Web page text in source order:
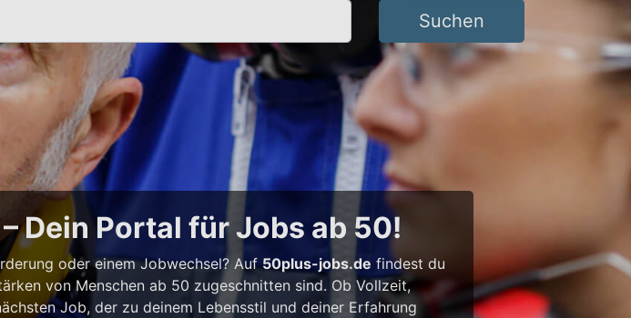
Suchen
Dein Portal für Jobs ab 50!
oder einem Jobwechsel? Auf50plus-jobs.de findest du
von Menschen ab 50 zugeschnitten sind. Ob Vollzeit,
Job, der zu deinem Lebensstil und deiner Erfahrung